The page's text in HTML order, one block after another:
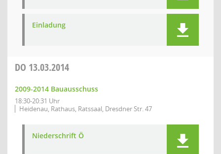
Einladung
DO 13.03.2014
2009-2014 Bauausschuss
18:30-20:31 Uhr
Heidenau, Rathaus, Ratssaal, Dresdner Str. 47
Niederschrift Ö